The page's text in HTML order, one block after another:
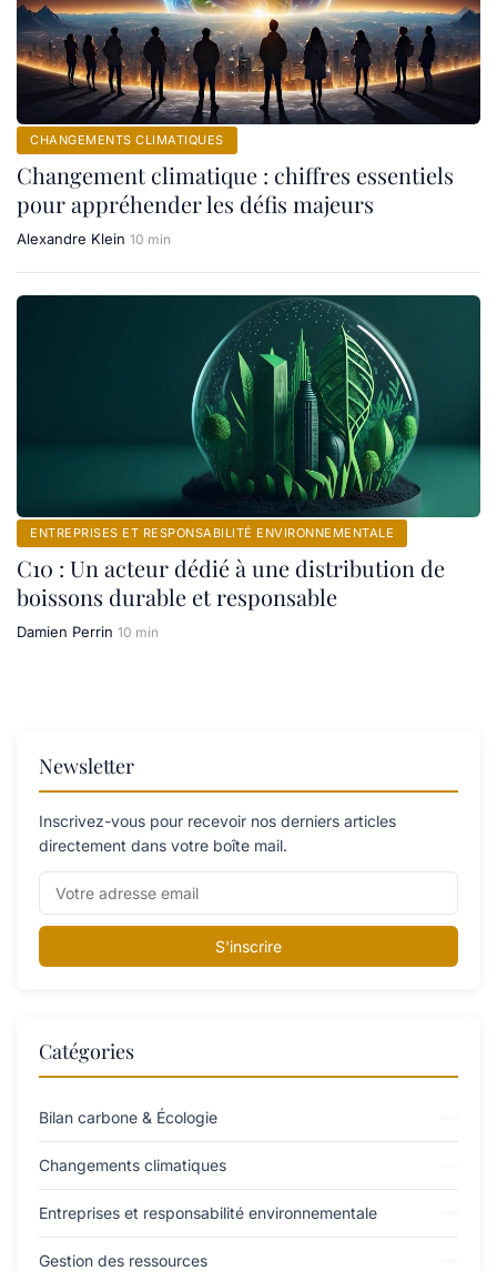
CHANGEMENTS CLIMATIQUES
Changement climatique : chiffres essentiels
pour appréhender les défis majeurs
Alexandre Klein 10 min
ENTREPRISES ET RESPONSABILITÉ ENVIRONNEMENTALE
C10 : Un acteur dédié à une distribution de
boissons durable et responsable
Damien Perrin 10 min
Newsletter
Inscrivez-vous pour recevoir nos derniers articles
directement dans votre boîte mail.
S'inscrire
Catégories
Bilan carbone & Écologie
Changements climatiques
Entreprises et responsabilité environnementale
Gestion des ressources